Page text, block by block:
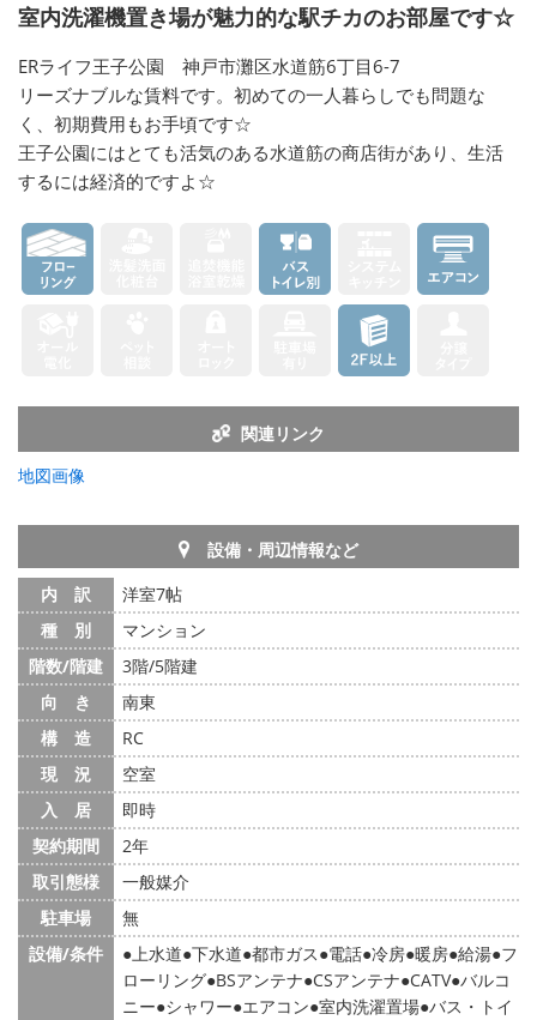
室内洗濯機置き場が魅力的な駅チカのお部屋です☆
ERライフ王子公園 神戸市灘区水道筋6丁目6-7
リーズナブルな賃料です。初めての一人暮らしでも問題な
く、初期費用もお手頃です☆
王子公園にはとても活気のある水道筋の商店街があり、生活
するには経済的ですよ☆
関連リンク
地図画像
設備・周辺情報など
内 訳
洋室7帖
種 別
マンション
階数/階建
3階/5階建
向 き
南東
構 造
RC
現 況
空室
入 居
即時
契約期間
2年
取引態様
一般媒介
駐車場
無
設備/条件
上水道 下水道 都市ガス 電話 冷房 暖房 給湯 フ
ローリング BSアンテナ CSアンテナ CATV バルコ
ニー シャワー エアコン 室内洗濯置場 バス・トイ